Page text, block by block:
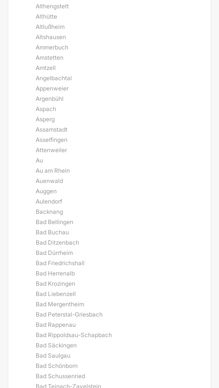
Althengstett
Althütte
Altlußheim
Altshausen
Ammerbuch
Amstetten
Amtzell
Angelbachtal
Appenweier
Argenbühl
Aspach
Asperg
Assamstadt
Asselfingen
Attenweiler
Au
Au am Rhein
Auenwald
Auggen
Aulendorf
Backnang
Bad Bellingen
Bad Buchau
Bad Ditzenbach
Bad Dürrheim
Bad Friedrichshall
Bad Herrenalb
Bad Krozingen
Bad Liebenzell
Bad Mergentheim
Bad Peterstal-Griesbach
Bad Rappenau
Bad Rippoldsau-Schapbach
Bad Säckingen
Bad Saulgau
Bad Schönborn
Bad Schussenried
Bad Teinach-Zavelstein